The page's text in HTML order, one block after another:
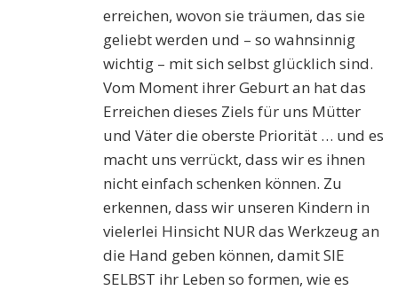
erreichen, wovon sie träumen, das sie
geliebt werden und – so wahnsinnig
wichtig – mit sich selbst glücklich sind.
Vom Moment ihrer Geburt an hat das
Erreichen dieses Ziels für uns Mütter
und Väter die oberste Priorität … und es
macht uns verrückt, dass wir es ihnen
nicht einfach schenken können. Zu
erkennen, dass wir unseren Kindern in
vielerlei Hinsicht NUR das Werkzeug an
die Hand geben können, damit SIE
SELBST ihr Leben so formen, wie es